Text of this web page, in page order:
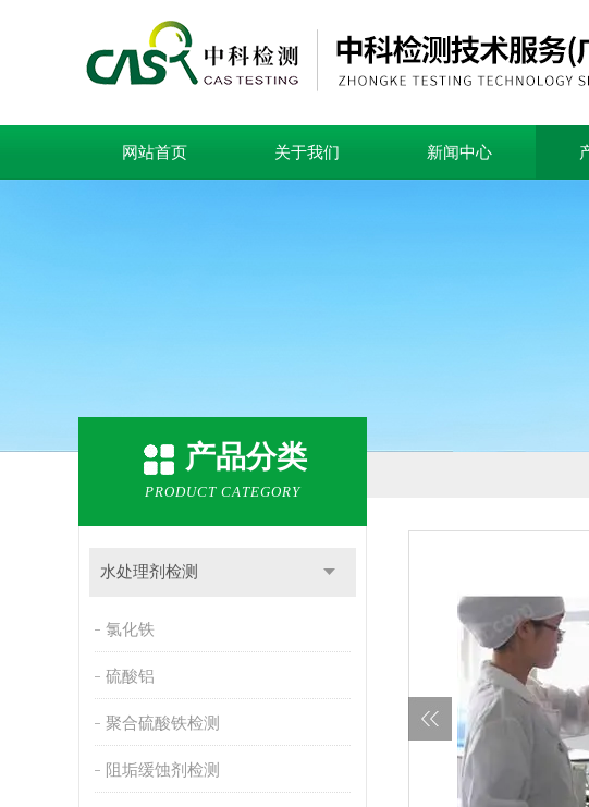
网站首页 关于我们 新闻中心
产品分类
PRODUCT CATEGORY
水处理剂检测
氯化铁
硫酸铝
聚合硫酸铁检测
阻垢缓蚀剂检测